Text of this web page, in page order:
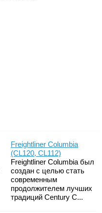
Freightliner Columbia
(CL120, CL112)
Freightliner Columbia был
создан с целью стать
современным
продолжителем лучших
традиций Century C...